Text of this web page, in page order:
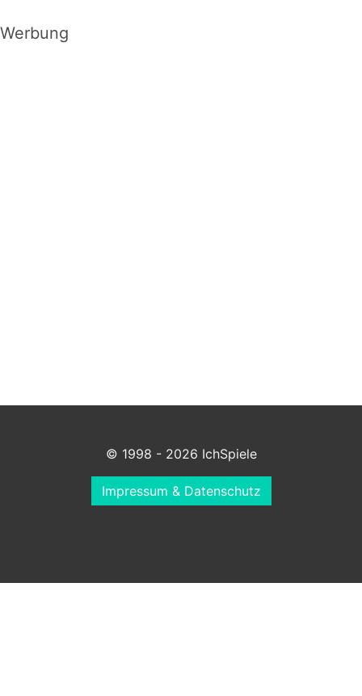
Werbung
© 1998 - 2026 IchSpiele
Impressum & Datenschutz